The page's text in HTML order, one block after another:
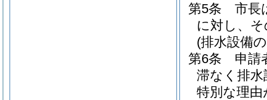
第5条
市長
に対し、
(排水設備
第6条
申請
滞なく排
特別な理